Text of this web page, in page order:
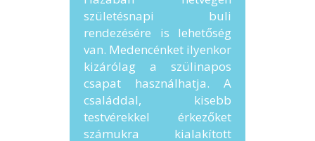
születésnapi buli
rendezésére is lehetőség
van. Medencénket ilyenkor
kizárólag a szülinapos
csapat használhatja. A
családdal, kisebb
testvérekkel érkezőket
számukra kialakított